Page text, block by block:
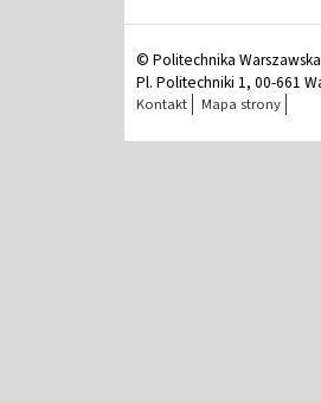
© Politechnika Warszawska
Pl. Politechniki 1, 00-661
Kontakt Mapa strony